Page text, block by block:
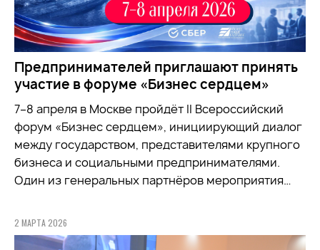
Предпринимателей приглашают принять
участие в форуме «Бизнес сердцем»
7–8 апреля в Москве пройдёт II Всероссийский
форум «Бизнес сердцем», инициирующий диалог
между государством, представителями крупного
бизнеса и социальными предпринимателями.
Один из генеральных партнёров мероприятия…
2 МАРТА 2026